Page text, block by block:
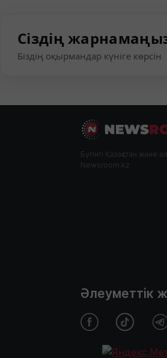
Сіздің
Біздің оқырмандар күніге көрсін
Бүгінгі Қазақстан және
Newsroom.kz
Әлеуметтік